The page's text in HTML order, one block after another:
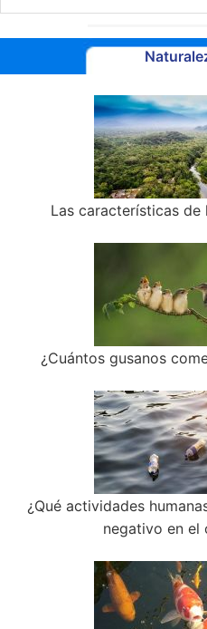
Las características
¿Cuántos gusanos
¿Qué actividades
negativo en el